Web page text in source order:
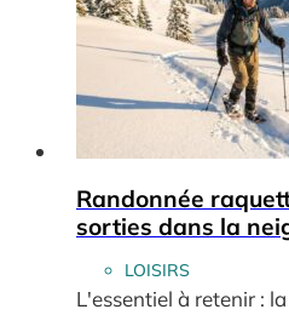
Randonnée
sorties dans la
LOISIRS
L'essentiel à retenir :